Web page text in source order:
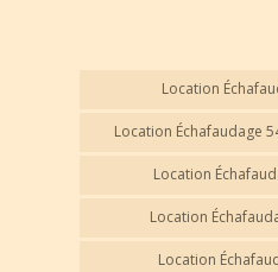
Location
Location Échafaudage
Location
Location
Location